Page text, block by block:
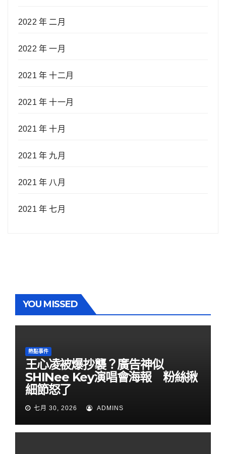
2022 年 二月
2022 年 一月
2021 年 十二月
2021 年 十一月
2021 年 十月
2021 年 九月
2021 年 八月
2021 年 七月
YOU MISSED
熱點事件
王心凌被爆抄襲？廣告神似
SHINee Key演唱會海報 粉絲揪
細節怒了
七月 30, 2026 ADMINS